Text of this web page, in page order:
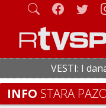
VESTI: I danas
INFO STARA